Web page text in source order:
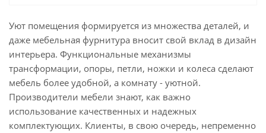
Уют помещения формируется из множества деталей, и
даже мебельная фурнитура вносит свой вклад в дизайн
интерьера. Функциональные механизмы
трансформации, опоры, петли, ножки и колеса сделают
мебель более удобной, а комнату - уютной.
Производители мебели знают, как важно
использование качественных и надежных
комплектующих. Клиенты, в свою очередь, непременно